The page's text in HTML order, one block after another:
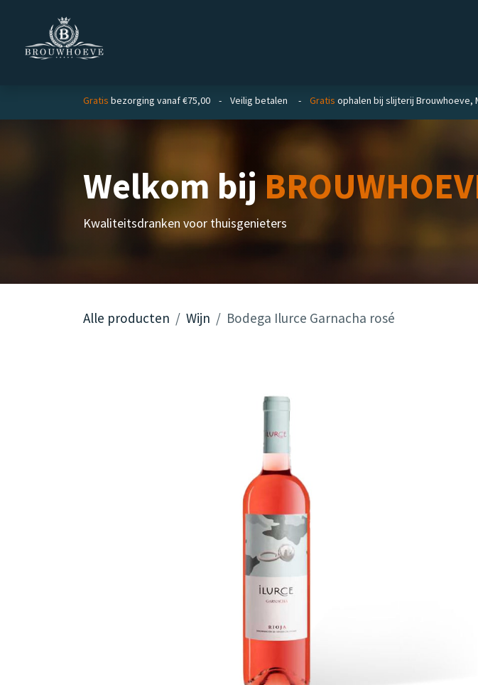
Gratis bezorging vanaf €75,00 - Veilig betalen - Gratis ophalen bij slijterij Brouwhoeve,
Welkom bij
Kwaliteitsdranken voor thuisgenieters
Alle producten Wijn Bodega Ilurce Garnacha rosé